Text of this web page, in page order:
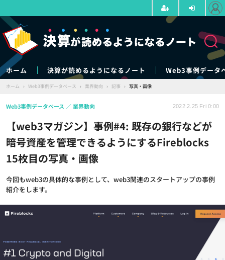
ホーム 決算が読めるようになるノート Web3事例データ
ホーム › Web3事例データベース › 業界動向 › 記事 › 写真・画像
【web3マガジン】事例#4: 既存の銀行などが
暗号資産を管理できるようにするFireblocks
15枚目の写真・画像
今回もweb3の具体的な事例として、web3関連のスタートアップの事例
紹介をします。
Web3事例データベース 業界動向 2022.2.25 Fri 0:00